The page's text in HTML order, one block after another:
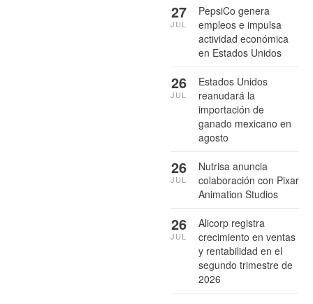
PepsiCo genera
empleos e impulsa
actividad económica
en Estados Unidos
27
JUL
Estados Unidos
reanudará la
importación de
ganado mexicano en
agosto
26
JUL
Nutrisa anuncia
colaboración con Pixar
Animation Studios
26
JUL
Alicorp registra
crecimiento en ventas
y rentabilidad en el
segundo trimestre de
2026
26
JUL